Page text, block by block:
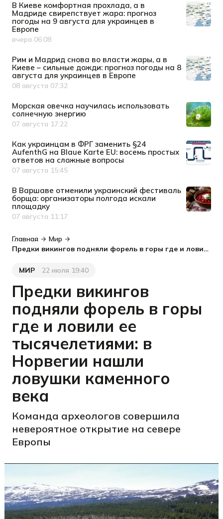
В Киеве комфортная прохлада, а в
Мадриде свирепствует жара: прогноз
погоды на 9 августа для украинцев в
Европе
Дата публикации
вчера 06:08
Рим и Мадрид снова во власти жары, а в
Киеве – сильные дожди: прогноз погоды на 8
августа для украинцев в Европе
Дата публикации
08 августа 07:32
Морская овечка научилась использовать
солнечную энергию
Дата публикации
07 августа 17:22
Как украинцам в ФРГ заменить §24
AufenthG на Blaue Karte EU: восемь простых
ответов на сложные вопросы
Дата публикации
07 августа 15:45
В Варшаве отменили украинский фестиваль
борща: организаторы полгода искали
площадку
Дата публикации
07 августа 11:17
Главная
Мир
Предки викингов подняли форель в горы где и ловили ее тысячелетиями: в Норвегии нашли ловушки каменного века
Категория
МИР
Дата публикации
22 июля 19:40
Предки викингов
подняли форель в горы
где и ловили ее
тысячелетиями: в
Норвегии нашли
ловушки каменного
века
Команда археологов совершила
невероятное открытие на севере
Европы